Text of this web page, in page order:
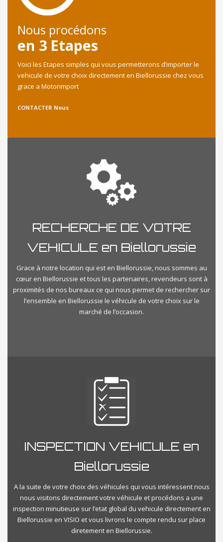
Nous procédons
en 3 Etapes
Voici les Etapes simples qui vous permetterons d’importer le
vehicule de votre choix directement en Biellorussie chez vous
grace a Motorimport
CONTACTER Nous
RECHERCHE DE VOTRE
VEHICULE en Biellorussie
Grace à notre location qui est en Biellorussie, nous sommes au
cœur en Biellorussie et tous les partenaires, revendeurs sont à
proximités de nos bureaux ce qui nous permet de rechercher sur
l’ensemble en Biellorussie le véhicule de votre choix sur le
marché de l’occasion.
INSPECTION VEHICULE en
Biellorussie
A la suite de votre choix des véhicules qui vous intéressent nous
nous visitons directement votre véhicule et procédons a une
inspection minutieuse sur l’etat global du vehicule directement en
Biellorussie en VISIO et vous livrons le compte rendu sur place
diretement en Biellorussie.